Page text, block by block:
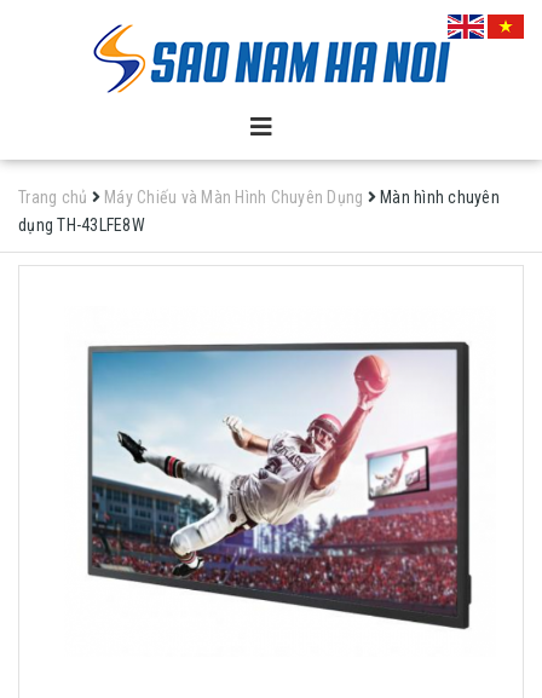
Trang chủ Máy Chiếu và Màn Hình Chuyên Dụng
Màn hình chuyên
dụng TH-43LFE8W